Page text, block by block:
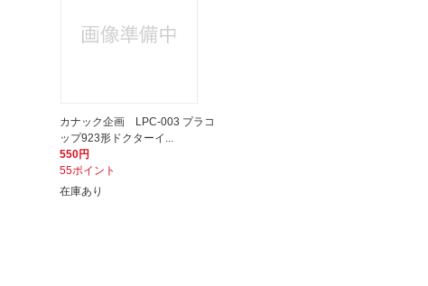
カナック企画 LPC-003 プラコ
ップ923形ドクターイ...
550円
55ポイント
在庫あり